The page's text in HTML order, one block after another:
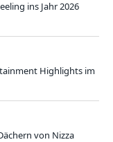
ins Jahr 2026
Highlights im
von Nizza